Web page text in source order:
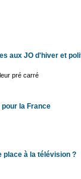
aux JO d'hiver et
pré carré
la France
à la télévision ?